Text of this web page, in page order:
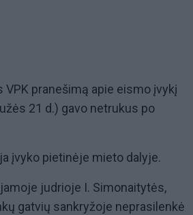
VPK pranešimą apie eismo įvykį
21 d.) gavo netrukus po
įvyko pietinėje mieto dalyje.
judrioje I. Simonaitytės,
gatvių sankryžoje neprasilenkė